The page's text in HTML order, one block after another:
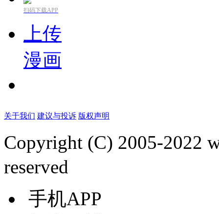
扫码下载APP
上传
漫画
关于我们 建议与投诉 版权声明
Copyright (C) 2005-2022
reserved
手机APP